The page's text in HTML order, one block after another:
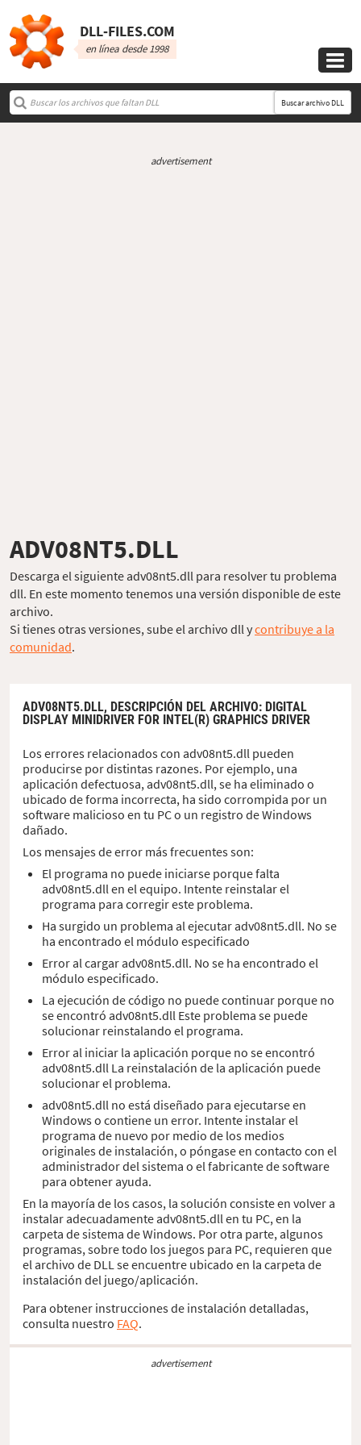
DLL‑FILES.COM
en línea desde 1998

Buscar archivo DLL
advertisement
ADV08NT5.DLL
Descarga el siguiente adv08nt5.dll para resolver tu problema
dll. En este momento tenemos una versión disponible de este
archivo.
Si tienes otras versiones, sube el archivo dll ycontribuye a la
comunidad.
ADV08NT5.DLL, DESCRIPCIÓN DEL ARCHIVO: DIGITAL
DISPLAY MINIDRIVER FOR INTEL(R) GRAPHICS DRIVER
Los errores relacionados con adv08nt5.dll pueden
producirse por distintas razones. Por ejemplo, una
aplicación defectuosa, adv08nt5.dll, se ha eliminado o
ubicado de forma incorrecta, ha sido corrompida por un
software malicioso en tu PC o un registro de Windows
dañado.
Los mensajes de error más frecuentes son:
El programa no puede iniciarse porque falta
adv08nt5.dll en el equipo. Intente reinstalar el
programa para corregir este problema.
Ha surgido un problema al ejecutar adv08nt5.dll. No se
ha encontrado el módulo especificado
Error al cargar adv08nt5.dll. No se ha encontrado el
módulo especificado.
La ejecución de código no puede continuar porque no
se encontró adv08nt5.dll Este problema se puede
solucionar reinstalando el programa.
Error al iniciar la aplicación porque no se encontró
adv08nt5.dll La reinstalación de la aplicación puede
solucionar el problema.
adv08nt5.dll no está diseñado para ejecutarse en
Windows o contiene un error. Intente instalar el
programa de nuevo por medio de los medios
originales de instalación, o póngase en contacto con el
administrador del sistema o el fabricante de software
para obtener ayuda.
En la mayoría de los casos, la solución consiste en volver a
instalar adecuadamente adv08nt5.dll en tu PC, en la
carpeta de sistema de Windows. Por otra parte, algunos
programas, sobre todo los juegos para PC, requieren que
el archivo de DLL se encuentre ubicado en la carpeta de
instalación del juego/aplicación.
Para obtener instrucciones de instalación detalladas,
consulta nuestro FAQ.
advertisement